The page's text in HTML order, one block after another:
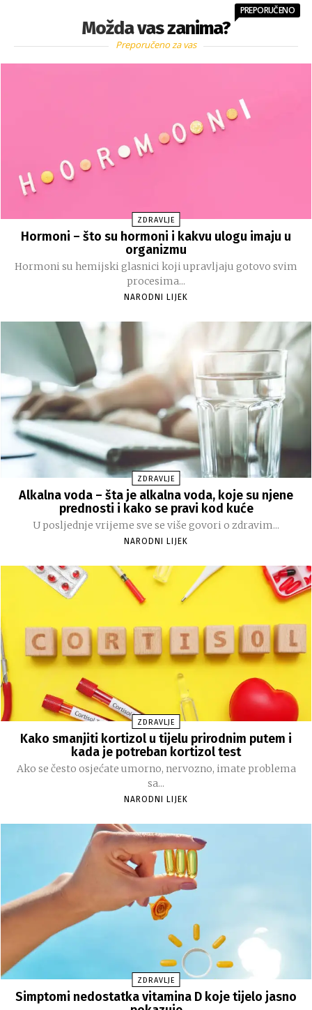
Možda vas zanima?
PREPORUČENO
Preporučeno za vas
ZDRAVLJE
Hormoni – što su hormoni i kakvu ulogu imaju u
organizmu
Hormoni su hemijski glasnici koji upravljaju gotovo svim
procesima...
NARODNI LIJEK
ZDRAVLJE
Alkalna voda – šta je alkalna voda, koje su njene
prednosti i kako se pravi kod kuće
U posljednje vrijeme sve se više govori o zdravim...
NARODNI LIJEK
ZDRAVLJE
Kako smanjiti kortizol u tijelu prirodnim putem i
kada je potreban kortizol test
Ako se često osjećate umorno, nervozno, imate problema
sa...
NARODNI LIJEK
ZDRAVLJE
Simptomi nedostatka vitamina D koje tijelo jasno